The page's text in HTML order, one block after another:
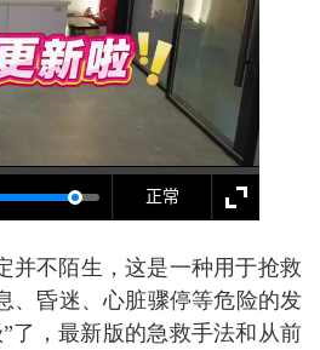
并不陌生，这是一种用于抢救
、昏迷、心脏骤停等危险的发
了，最新版的急救手法和从前